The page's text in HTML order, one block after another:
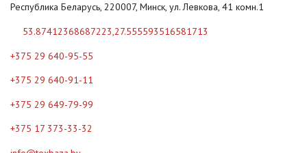
Республика Беларусь, 220007, Минск, ул. Левкова, 41 комн.1
53.87412368687223,27.555593516581713
+375 29 640-95-55
+375 29 640-91-11
+375 29 649-79-99
+375 17 373-33-32